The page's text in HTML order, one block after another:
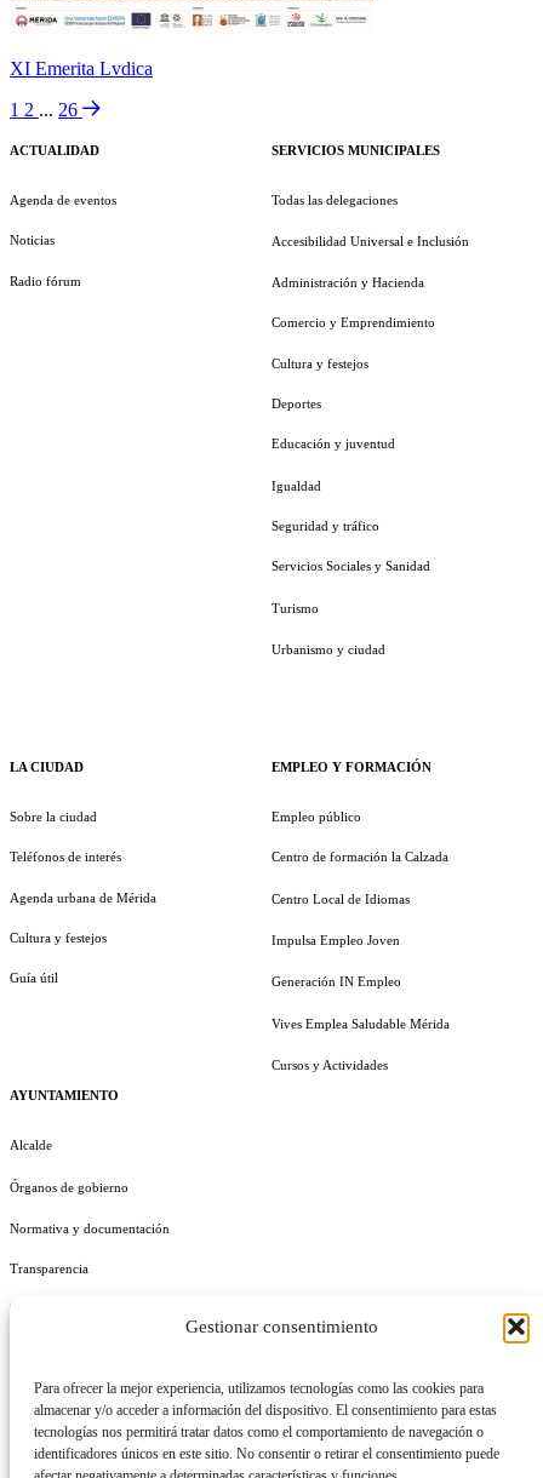
Gestionar consentimiento
Para ofrecer la mejor experiencia, utilizamos tecnologías como las cookies para
almacenar y/o acceder a información del dispositivo. El consentimiento para estas
tecnologías nos permitirá tratar datos como el comportamiento de navegación o
identificadores únicos en este sitio. No consentir o retirar el consentimiento puede
XI Emerita Lvdica
1 2 ... 26
ACTUALIDAD
Agenda de eventos
Noticias
Radio fórum
LA CIUDAD
Sobre la ciudad
Teléfonos de interés
Agenda urbana de Mérida
Cultura y festejos
Guía útil
AYUNTAMIENTO
Alcalde
Órganos de gobierno
Normativa y documentación
Transparencia
Perfil del contratante
Identidad Corporativa
SERVICIOS MUNICIPALES
Todas las delegaciones
Accesibilidad Universal e Inclusión
Administración y Hacienda
Comercio y Emprendimiento
Cultura y festejos
Deportes
Educación y juventud
Igualdad
Seguridad y tráfico
Servicios Sociales y Sanidad
Turismo
Urbanismo y ciudad
EMPLEO Y FORMACIÓN
Empleo público
Centro de formación la Calzada
Centro Local de Idiomas
Impulsa Empleo Joven
Generación IN Empleo
Vives Emplea Saludable Mérida
Cursos y Actividades